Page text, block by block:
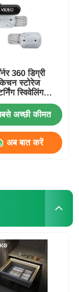
360 डिग्री
स्टोरेज
स्विवेलिंग
अच्छी कीमत
अब बात करें